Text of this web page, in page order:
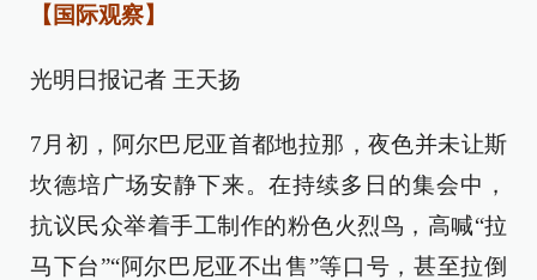
【国际观察】
光明日报记者 王天扬
7月初，阿尔巴尼亚首都地拉那，夜色并未让斯
坎德培广场安静下来。在持续多日的集会中，
抗议民众举着手工制作的粉色火烈鸟，高喊“拉
马下台”“阿尔巴尼亚不出售”等口号，甚至拉倒